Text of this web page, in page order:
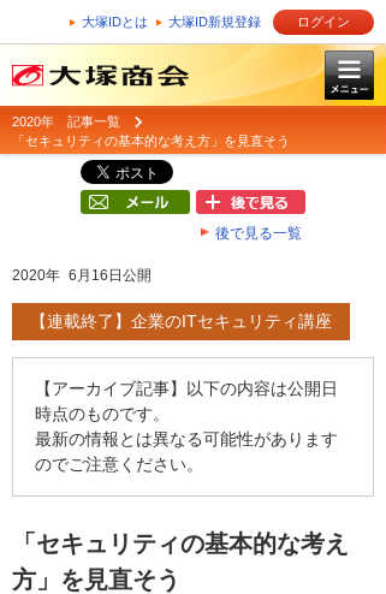
大塚IDとは 大塚ID新規登録 ログイン
2020年 記事一覧
「セキュリティの基本的な考え方」を見直そう
後で見る一覧
2020年 6月16日公開
【連載終了】企業のITセキュリティ講座
【アーカイブ記事】以下の内容は公開日
時点のものです。
最新の情報とは異なる可能性があります
のでご注意ください。
「セキュリティの基本的な考え
方」を見直そう